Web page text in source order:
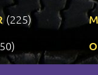
(225)